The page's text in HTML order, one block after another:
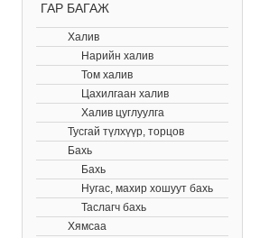
ГАР БАГАЖ
Халив
Нарийн халив
Том халив
Цахилгаан халив
Халив цуглуулга
Тусгай түлхүүр, торцов
Бахь
Бахь
Нугас, махир хошуут бахь
Таслагч бахь
Хямсаа